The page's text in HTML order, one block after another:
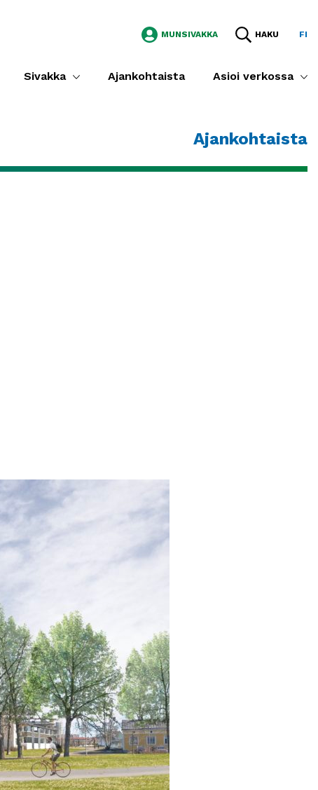
MUNSIVAKKA HAKU FI
Sivakka Ajankohtaista Asioi verkossa
Ajankohtaista